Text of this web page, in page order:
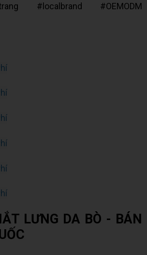
#localbrand #OEMODM
LƯNG DA BÒ - BÁN